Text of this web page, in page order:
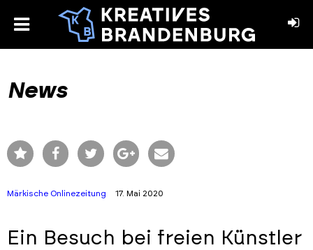
toggle
News
Märkische Onlinezeitung 17. Mai 2020
Ein Besuch bei freien Künstler